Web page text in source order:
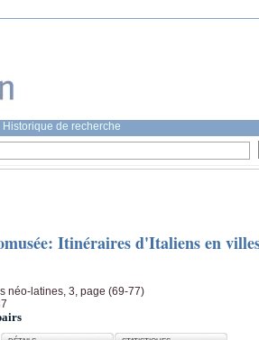
Historique de recherche
Itinéraires d'Italiens en
néo-latines, 3, page (69-77)